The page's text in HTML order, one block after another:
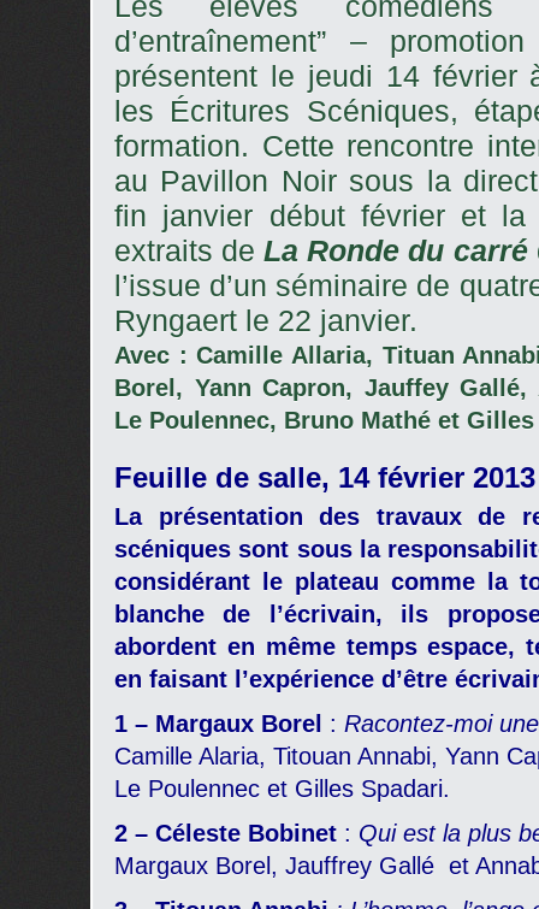
Les élèves comédiens
d’entraînement” –
présentent le jeudi 14 février
les Écritures Scéniques,
formation. Cette rencontre
au Pavillon Noir sous la
fin janvier début février et la
extraits deLa Ronde du carré
l’issue d’un séminaire de
Ryngaert le 22 janvier.
Avec : Camille Allaria, Tituan
Borel, Yann Capron, Jauffey Gallé,
Le Poulennec, Bruno Mathé et
Feuille de salle, 14 février
La présentation des travaux de
scéniques sont sous la
considérant le plateau comme la
blanche de l’écrivain, ils
abordent en même temps espace,
en faisant l’expérience d’être
1 – Margaux Borel : Racontez-moi
Camille Alaria, Titouan Annabi, Yann
Le Poulennec et Gilles Spadari.
2 – Céleste Bobinet : Qui est la plus
Margaux Borel, Jauffrey Gallé et